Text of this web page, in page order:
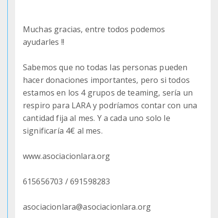
Muchas gracias, entre todos podemos
ayudarles !!
Sabemos que no todas las personas pueden
hacer donaciones importantes, pero si todos
estamos en los 4 grupos de teaming, sería un
respiro para LARA y podríamos contar con una
cantidad fija al mes. Y a cada uno solo le
significaría 4€ al mes.
www.asociacionlara.org
615656703 / 691598283
asociacionlara@asociacionlara.org